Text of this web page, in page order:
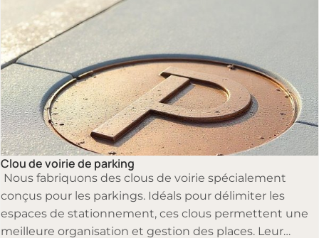
Clous de voirie
Clou de voirie de parking
Nous fabriquons des clous de voirie spécialement
conçus pour les parkings. Idéals pour délimiter les
espaces de stationnement, ces clous permettent une
meilleure organisation et gestion des places. Leur